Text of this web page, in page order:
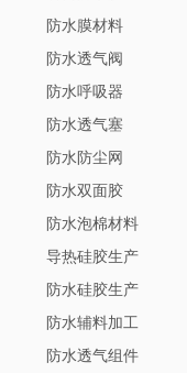
防水膜材料
防水透气阀
防水呼吸器
防水透气塞
防水防尘网
防水双面胶
防水泡棉材料
导热硅胶生产
防水硅胶生产
防水辅料加工
防水透气组件